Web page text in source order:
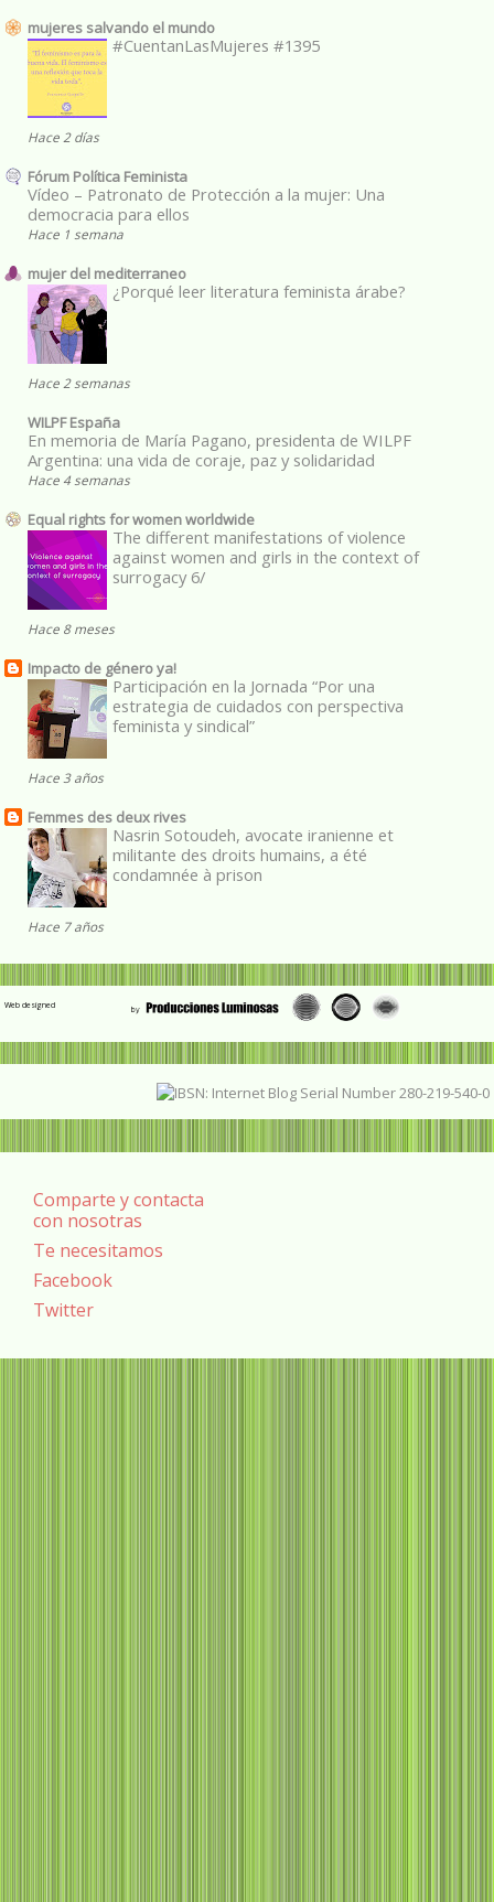
mujeres salvando el mundo
#CuentanLasMujeres #1395
Hace 2 días
Fórum Política Feminista
Vídeo – Patronato de Protección a la mujer: Una
democracia para ellos
Hace 1 semana
mujer del mediterraneo
¿Porqué leer literatura feminista árabe?
Hace 2 semanas
WILPF España
En memoria de María Pagano, presidenta de WILPF
Argentina: una vida de coraje, paz y solidaridad
Hace 4 semanas
Equal rights for women worldwide
The different manifestations of violence
against women and girls in the context of
surrogacy 6/
Hace 8 meses
Impacto de género ya!
Participación en la Jornada “Por una
estrategia de cuidados con perspectiva
feminista y sindical”
Hace 3 años
Femmes des deux rives
Nasrin Sotoudeh, avocate iranienne et
militante des droits humains, a été
condamnée à prison
Hace 7 años
Web designed
Comparte y contacta
con nosotras
Te necesitamos
Facebook
Twitter